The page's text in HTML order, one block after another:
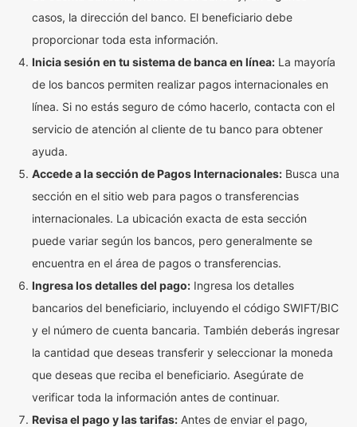
casos, la dirección del banco. El beneficiario debe
proporcionar toda esta información.
Inicia sesión en tu sistema de banca en línea: La mayoría
de los bancos permiten realizar pagos internacionales en
línea. Si no estás seguro de cómo hacerlo, contacta con el
servicio de atención al cliente de tu banco para obtener
ayuda.
Accede a la sección de Pagos Internacionales: Busca una
sección en el sitio web para pagos o transferencias
internacionales. La ubicación exacta de esta sección
puede variar según los bancos, pero generalmente se
encuentra en el área de pagos o transferencias.
Ingresa los detalles del pago: Ingresa los detalles
bancarios del beneficiario, incluyendo el código SWIFT/BIC
y el número de cuenta bancaria. También deberás ingresar
la cantidad que deseas transferir y seleccionar la moneda
que deseas que reciba el beneficiario. Asegúrate de
verificar toda la información antes de continuar.
Revisa el pago y las tarifas: Antes de enviar el pago,